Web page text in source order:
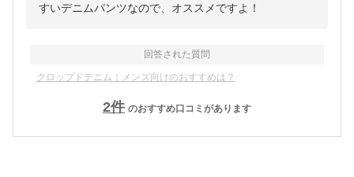
すいデニムパンツなので、オススメですよ！
回答された質問
クロップドデニム｜メンズ向けのおすすめは？
2件 のおすすめ口コミがあります